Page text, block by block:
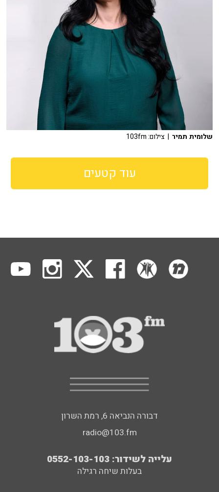
שלומית תמיר | צילום: 103fm
עוד קטעים
דבורה הנביאה 6, רמת השרון
radio@103.fm
עלייה לשידור: 0552-103-103
בעלות שיחה רגילה